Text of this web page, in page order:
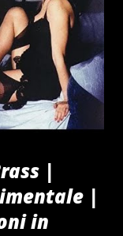
originale -
TIMONIERE AI
DEL
ATTIVO
GUARDA
un animale,
|
|
in